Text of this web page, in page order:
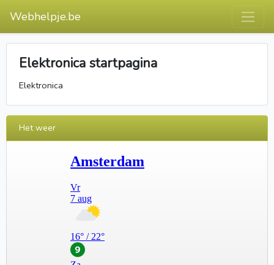
Webhelpje.be
Elektronica startpagina
Elektronica
Het weer